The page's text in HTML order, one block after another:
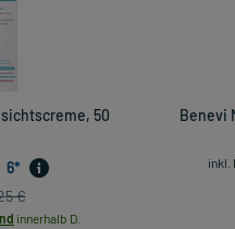
50
4.5
6*
€
innerhalb D.
Benevi
inkl.